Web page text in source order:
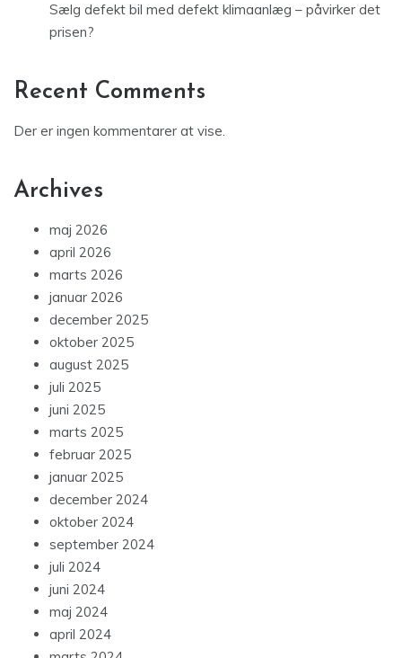
Sælg defekt bil med defekt klimaanlæg – påvirker det
prisen?
Recent Comments
Der er ingen kommentarer at vise.
Archives
maj 2026
april 2026
marts 2026
januar 2026
december 2025
oktober 2025
august 2025
juli 2025
juni 2025
marts 2025
februar 2025
januar 2025
december 2024
oktober 2024
september 2024
juli 2024
juni 2024
maj 2024
april 2024